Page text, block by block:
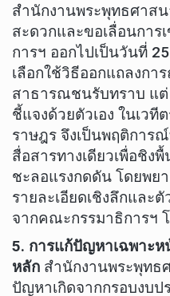
สำนักงานพระพุทธศาส
สะดวกและขอเลื่อนกา
การฯ ออกไปเป็นวันที่
เลือกใช้วิธีออกแถลงกา
สาธารณชนรับทราบ แ
ชี้แจงด้วยตัวเอง ในเว
ราษฎร จึงเป็นพฤติการ
สื่อสารทางเดียวเพื่อชิง
ชะลอแรงกดดัน โดยพย
รายละเอียดเชิงลึกและ
จากคณะกรรมาธิการฯ
5. การแก้ปัญหาเฉพาะห
หลัก สำนักงานพระพุทธ
ปัญหาเกิดจากกรอบงบ